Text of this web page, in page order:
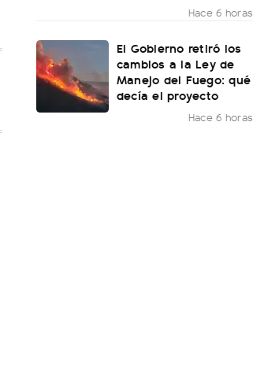
Hace 6 horas
El Gobierno retiró los
cambios a la Ley de
Manejo del Fuego: qué
decía el proyecto
Hace 6 horas